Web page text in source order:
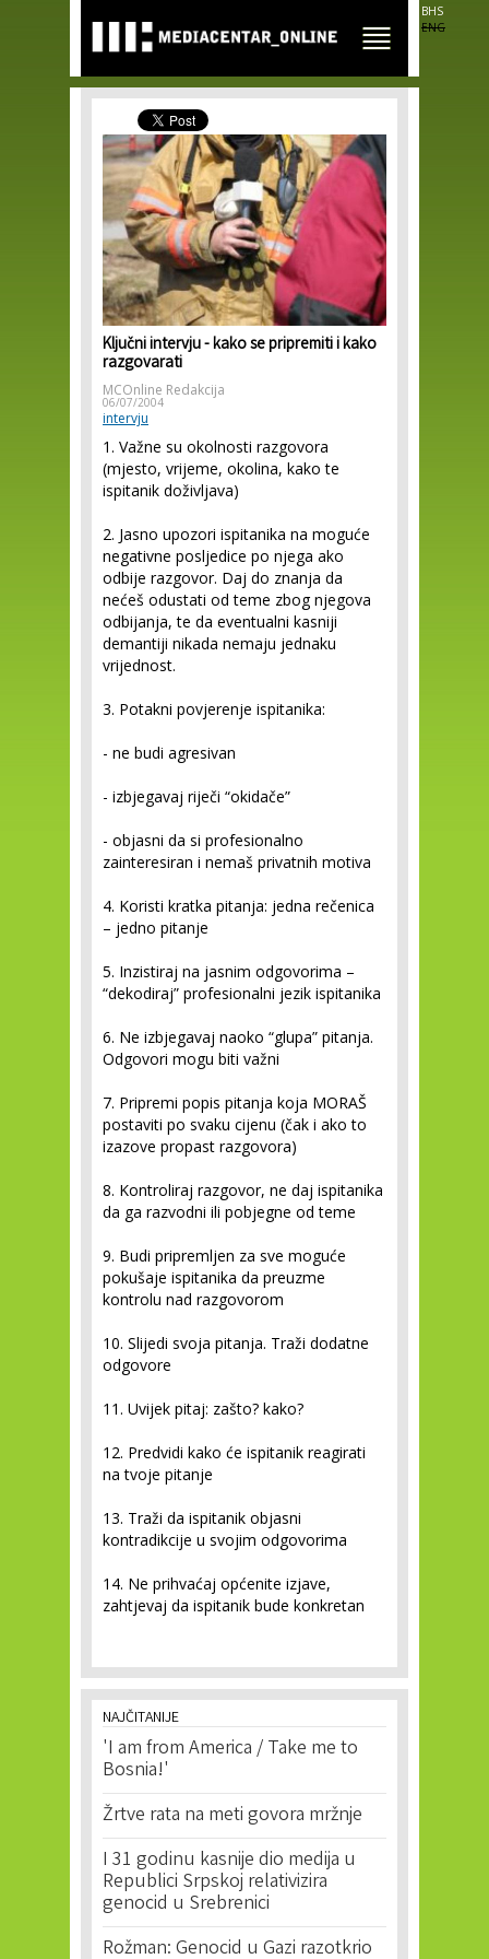
main
content
BHS
ENG
Ključni intervju - kako se pripremiti i kako
razgovarati
MCOnline Redakcija
06/07/2004
intervju
1. Važne su okolnosti razgovora
(mjesto, vrijeme, okolina, kako te
ispitanik doživljava)
2. Jasno upozori ispitanika na moguće
negativne posljedice po njega ako
odbije razgovor. Daj do znanja da
nećeš odustati od teme zbog njegova
odbijanja, te da eventualni kasniji
demantiji nikada nemaju jednaku
vrijednost.
3. Potakni povjerenje ispitanika:
- ne budi agresivan
- izbjegavaj riječi “okidače”
- objasni da si profesionalno
zainteresiran i nemaš privatnih motiva
4. Koristi kratka pitanja: jedna rečenica
– jedno pitanje
5. Inzistiraj na jasnim odgovorima –
“dekodiraj” profesionalni jezik ispitanika
6. Ne izbjegavaj naoko “glupa” pitanja.
Odgovori mogu biti važni
7. Pripremi popis pitanja koja MORAŠ
postaviti po svaku cijenu (čak i ako to
izazove propast razgovora)
8. Kontroliraj razgovor, ne daj ispitanika
da ga razvodni ili pobjegne od teme
9. Budi pripremljen za sve moguće
pokušaje ispitanika da preuzme
kontrolu nad razgovorom
10. Slijedi svoja pitanja. Traži dodatne
odgovore
11. Uvijek pitaj: zašto? kako?
12. Predvidi kako će ispitanik reagirati
na tvoje pitanje
13. Traži da ispitanik objasni
kontradikcije u svojim odgovorima
14. Ne prihvaćaj općenite izjave,
zahtjevaj da ispitanik bude konkretan
NAJČITANIJE
'I am from America / Take me to
Bosnia!'
Žrtve rata na meti govora mržnje
I 31 godinu kasnije dio medija u
Republici Srpskoj relativizira
genocid u Srebrenici
Rožman: Genocid u Gazi razotkrio